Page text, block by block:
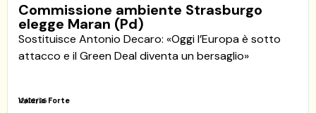
Commissione ambiente Strasburgo
elegge Maran (Pd)
Sostituisce Antonio Decaro: «Oggi l’Europa è sotto
attacco e il Green Deal diventa un bersaglio»
12/02/26
Valerio Forte